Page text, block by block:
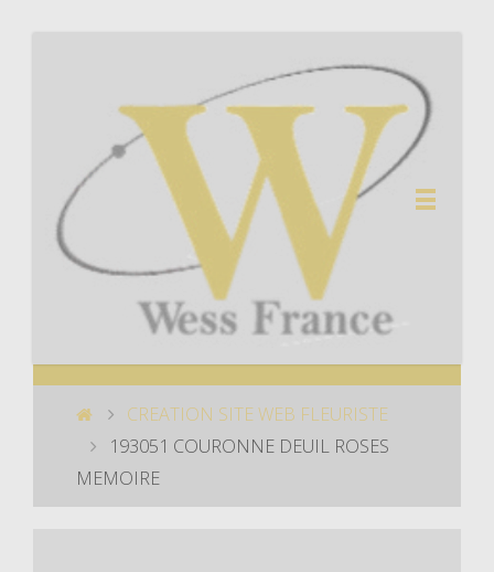
CREATION SITE WEB FLEURISTE
193051 COURONNE DEUIL ROSES
MEMOIRE